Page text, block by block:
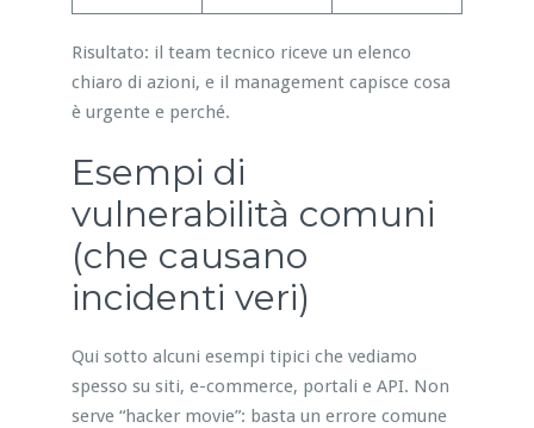
Risultato: il team tecnico riceve un elenco
chiaro di azioni, e il management capisce cosa
è urgente e perché.
Esempi di
vulnerabilità comuni
(che causano
incidenti veri)
Qui sotto alcuni esempi tipici che vediamo
spesso su siti, e-commerce, portali e API. Non
serve “hacker movie”: basta un errore comune